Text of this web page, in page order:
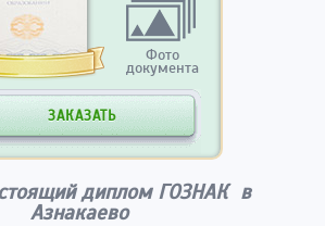
Фото
документа
ЗАКАЗАТЬ
диплом ГОЗНАК в
Азнакаево